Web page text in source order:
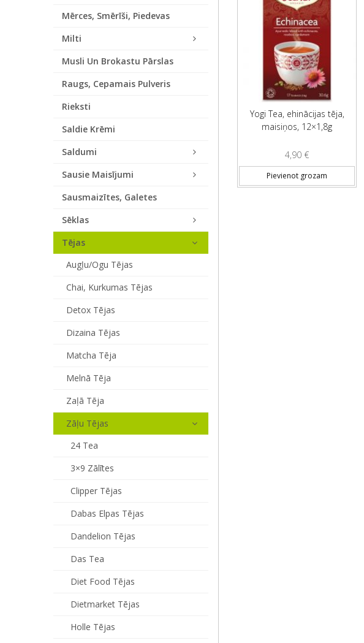
Yogi Tea, ehinācijas tēja,
maisiņos, 12×1,8g
4,90 €
Pievienot grozam
Mērces, Smērīši, Piedevas
Milti
Musli Un Brokastu Pārslas
Raugs, Cepamais Pulveris
Rieksti
Saldie Krēmi
Saldumi
Sausie Maisījumi
Sausmaizītes, Galetes
Sēklas
Tējas
Augļu/ogu Tējas
Chai, Kurkumas Tējas
Detox Tējas
Dizaina Tējas
Matcha Tēja
Melnā Tēja
Zaļā Tēja
Zāļu Tējas
24 Tea
3×9 Zālītes
Clipper Tējas
Dabas Elpas Tējas
Dandelion Tējas
Das Tea
Diet Food Tējas
Dietmarket Tējas
Holle Tējas